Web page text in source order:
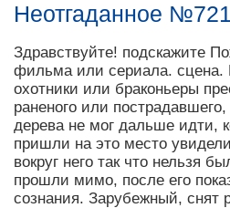
Неотгаданное
Здравствуйте! подскажите
фильма или сериала. сцена.
охотники или браконьеры
раненого или
дерева не мог дальше идти,
пришли на это место
вокруг него так что нельзя
прошли мимо, после его
сознания. Зарубежный, снят